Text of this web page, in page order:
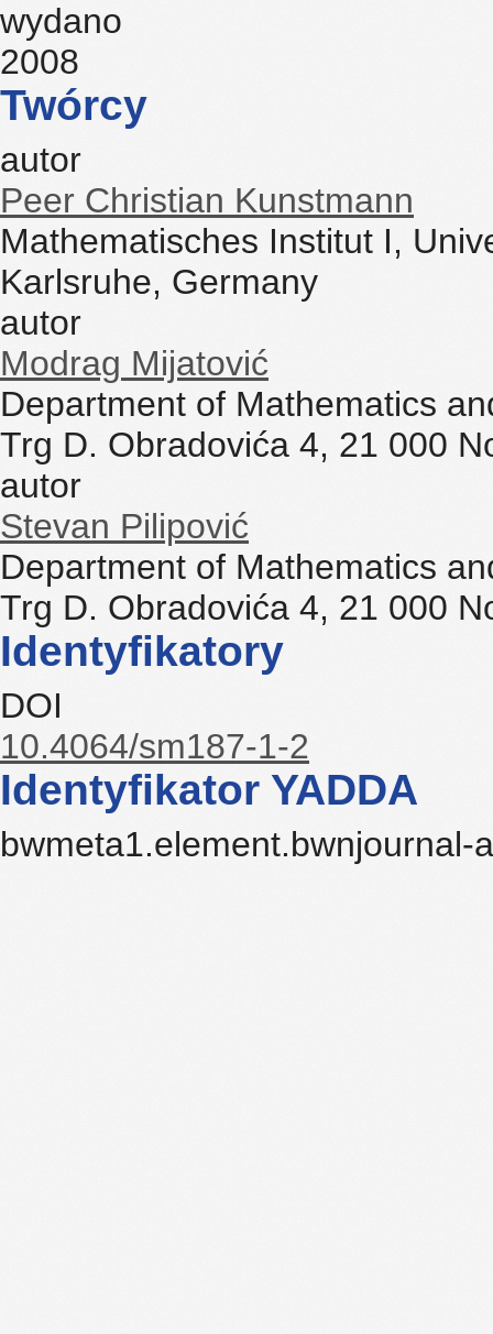
wydano
2008
Twórcy
autor
Peer Christian Kunstmann
Mathematisches Institut I,
Karlsruhe, Germany
autor
Modrag Mijatović
Department of Mathematics
Trg D. Obradovića 4, 21 000
autor
Stevan Pilipović
Department of Mathematics
Trg D. Obradovića 4, 21 000
Identyfikatory
DOI
10.4064/sm187-1-2
Identyfikator YADDA